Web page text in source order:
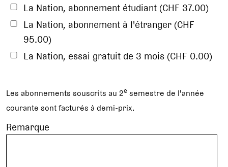
La Nation, abonnement étudiant (CHF 37.00)
La Nation, abonnement à l'étranger (CHF
95.00)
La Nation, essai gratuit de 3 mois (CHF 0.00)
Les abonnements souscrits au 2e semestre de l'année
courante sont facturés à demi-prix.
Remarque